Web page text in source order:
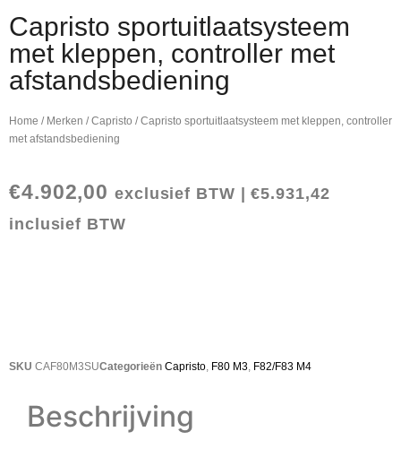
Capristo sportuitlaatsysteem
met kleppen, controller met
afstandsbediening
Home / Merken /Capristo / Capristo sportuitlaatsysteem met kleppen, controller
met afstandsbediening
€4.902,00 exclusief BTW |€5.931,42
inclusief BTW
SKU CAF80M3SUCategorieën Capristo, F80 M3, F82/F83 M4
Beschrijving